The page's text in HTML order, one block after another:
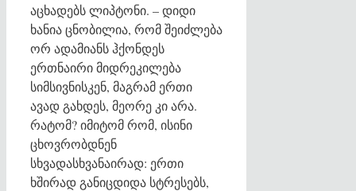
აცხადებს ლიპტონი. – დიდი
ხანია ცნობილია, რომ შეიძლება
ორ ადამიანს ჰქონდეს
ერთნაირი მიდრეკილება
სიმსივნისკენ, მაგრამ ერთი
ავად გახდეს, მეორე კი არა.
რატომ? იმიტომ რომ, ისინი
ცხოვრობდნენ
სხვადასხვანაირად: ერთი
ხშირად განიცდიდა სტრესებს,